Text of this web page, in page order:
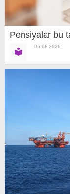
Pensiyalar bu
06.08.2026